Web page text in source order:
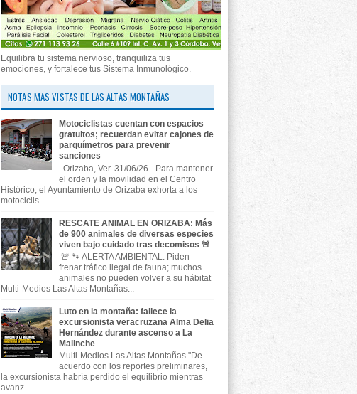
Equilibra tu sistema nervioso, tranquiliza tus
emociones, y fortalece tus Sistema Inmunológico.
NOTAS MAS VISTAS DE LAS ALTAS MONTAÑAS
Motociclistas cuentan con espacios
gratuitos; recuerdan evitar cajones de
parquímetros para prevenir
sanciones
Orizaba, Ver. 31/06/26.- Para mantener
el orden y la movilidad en el Centro
Histórico, el Ayuntamiento de Orizaba exhorta a los
motociclis...
RESCATE ANIMAL EN ORIZABA: Más
de 900 animales de diversas especies
viven bajo cuidado tras decomisos 🚨
🚨 🐾 ALERTA AMBIENTAL: Piden
frenar tráfico ilegal de fauna; muchos
animales no pueden volver a su hábitat
Multi-Medios Las Altas Montañas...
Luto en la montaña: fallece la
excursionista veracruzana Alma Delia
Hernández durante ascenso a La
Malinche
Multi-Medios Las Altas Montañas "De
acuerdo con los reportes preliminares,
la excursionista habría perdido el equilibrio mientras
avanz...